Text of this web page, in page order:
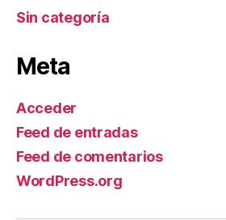
Sin categoría
Meta
Acceder
Feed de entradas
Feed de comentarios
WordPress.org